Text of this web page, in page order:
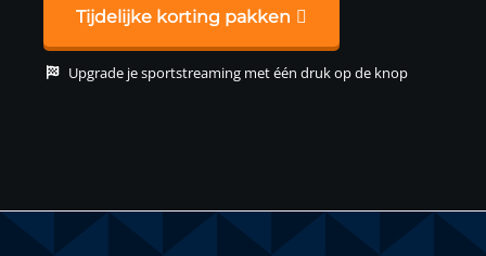
Tijdelijke korting pakken
Upgrade je sportstreaming met één druk op de knop